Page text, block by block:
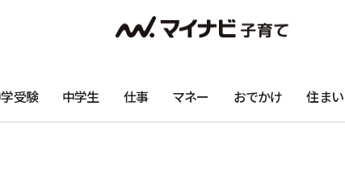
受験 中学生 仕事 マネー おでかけ 住まい